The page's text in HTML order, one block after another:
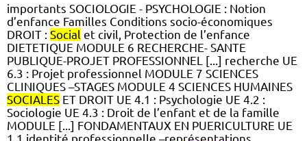
importants SOCIOLOGIE - PSYCHOLOGIE : Notion
d’enfance Familles Conditions socio-économiques
DROIT : Social et civil, Protection de l’enfance
DIETETIQUE MODULE 6 RECHERCHE- SANTE
PUBLIQUE-PROJET PROFESSIONNEL [...] recherche UE
6.3 : Projet professionnel MODULE 7 SCIENCES
CLINIQUES –STAGES MODULE 4 SCIENCES HUMAINES
SOCIALES ET DROIT UE 4.1 : Psychologie UE 4.2 :
Sociologie UE 4.3 : Droit de l’enfant et de la famille
MODULE [...] FONDAMENTAUX EN PUERICULTURE UE